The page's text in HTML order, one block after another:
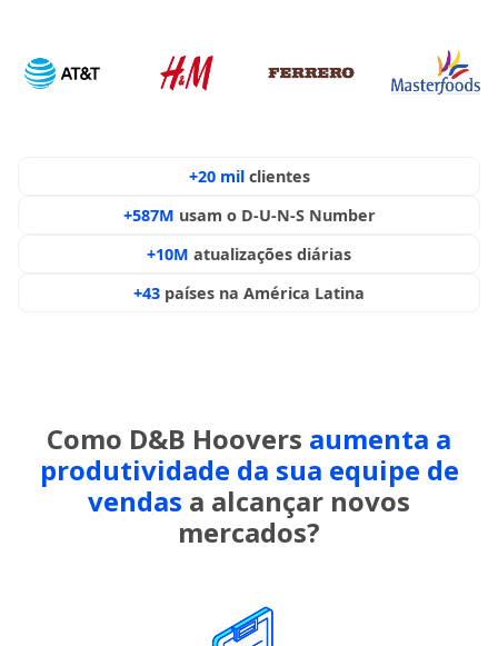
+20 milclientes
+587M usam o D-U-N-S Number
+10M atualizações diárias
+43 países na América Latina
Como D&B Hoovers aumenta a
produtividade da sua equipe de
vendas a alcançar novos
mercados?